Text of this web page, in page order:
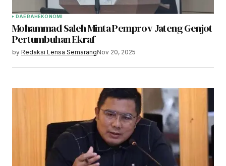
DAERAHEKONOMI
Mohammad Saleh Minta Pemprov Jateng Genjot
Pertumbuhan Ekraf
by Redaksi Lensa SemarangNov 20, 2025